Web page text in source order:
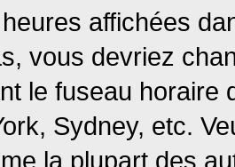
affichées
vous devriez
le fuseau horaire
Sydney, etc.
la plupart des